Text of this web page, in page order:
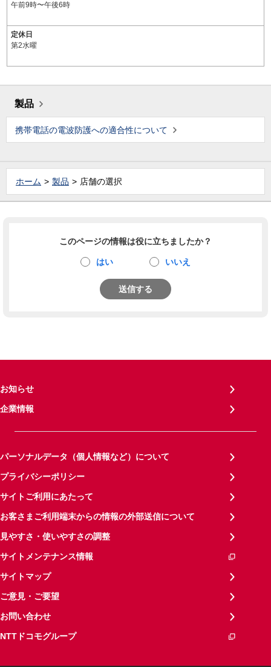
午前9時〜午後6時
定休日
第2水曜
製品
携帯電話の電波防護への適合性について
ホーム 製品 店舗の選択
このページの情報は役に立ちましたか？
はい いいえ
送信する
お知らせ
企業情報
パーソナルデータ（個人情報など）について
プライバシーポリシー
サイトご利用にあたって
お客さまご利用端末からの情報の外部送信について
見やすさ・使いやすさの調整
サイトメンテナンス情報
サイトマップ
ご意見・ご要望
お問い合わせ
NTTドコモグループ